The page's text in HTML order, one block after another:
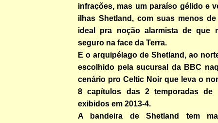
infrações, mas um paraíso gélido e
ilhas Shetland, com suas menos
ideal pra noção alarmista de que
seguro na face da Terra.
E o arquipélago de Shetland, ao
escolhido pela sucursal da BBC
cenário pro Celtic Noir que leva o
8 capítulos das 2 temporadas de
exibidos em 2013-4.
A bandeira de Shetland tem